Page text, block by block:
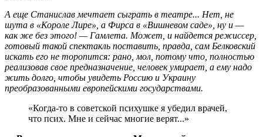
А еще Станислав мечтает сыграть в театре... Нет, не
шута в «Короле Лире», а Фирса в «Вишневом саде», ну и —
как же без этого! — Гамлета. Может, и найдется режиссер,
готовый такой спектакль поставить, правда, сам Белковский
искать его не торопится: рано, мол, потому что, полностью
реализовав свое предназначение, человек умирает, а ему надо
жить долго, чтобы увидеть Россию и Украину
преобразованными европейскими государствами.
«Когда-то в советской психушке я убедил врачей,
что псих. Мне и сейчас многие верят...»